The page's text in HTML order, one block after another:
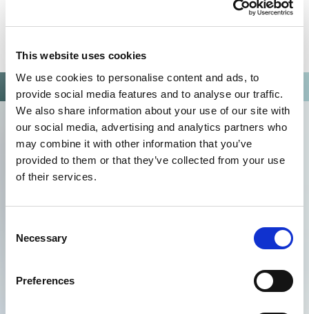
This website uses cookies
We use cookies to personalise content and ads, to
provide social media features and to analyse our traffic.
We also share information about your use of our site with
our social media, advertising and analytics partners who
may combine it with other information that you’ve
provided to them or that they’ve collected from your use
of their services.
Selection
Necessary
Preferences
Hoofd Marktontwikkeling en Marketing
+36 30 633 3050